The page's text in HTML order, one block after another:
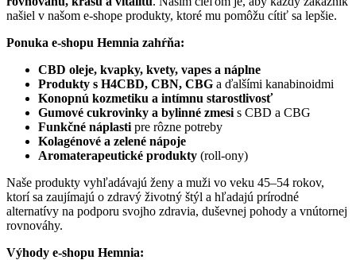
našiel v našom e-shope produkty, ktoré mu pomôžu cítiť sa lepšie.
Ponuka e-shopu Hemnia zahŕňa:
CBD oleje, kvapky, kvety, vapes a náplne
Produkty s H4CBD, CBN, CBG a ďalšími kanabinoidmi
Konopnú kozmetiku a intímnu starostlivosť
Gumové cukrovinky a bylinné zmesi s CBD a CBG
Funkčné náplasti pre rôzne potreby
Kolagénové a zelené nápoje
Aromaterapeutické produkty (roll-ony)
Naše produkty vyhľadávajú ženy a muži vo veku 45–54 rokov,
ktorí sa zaujímajú o zdravý životný štýl a hľadajú prírodné
alternatívy na podporu svojho zdravia, duševnej pohody a vnútornej
rovnováhy.
Výhody e-shopu Hemnia: